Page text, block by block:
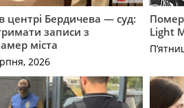
центрі Бердичева — суд:
записи з
міста
2026
Light